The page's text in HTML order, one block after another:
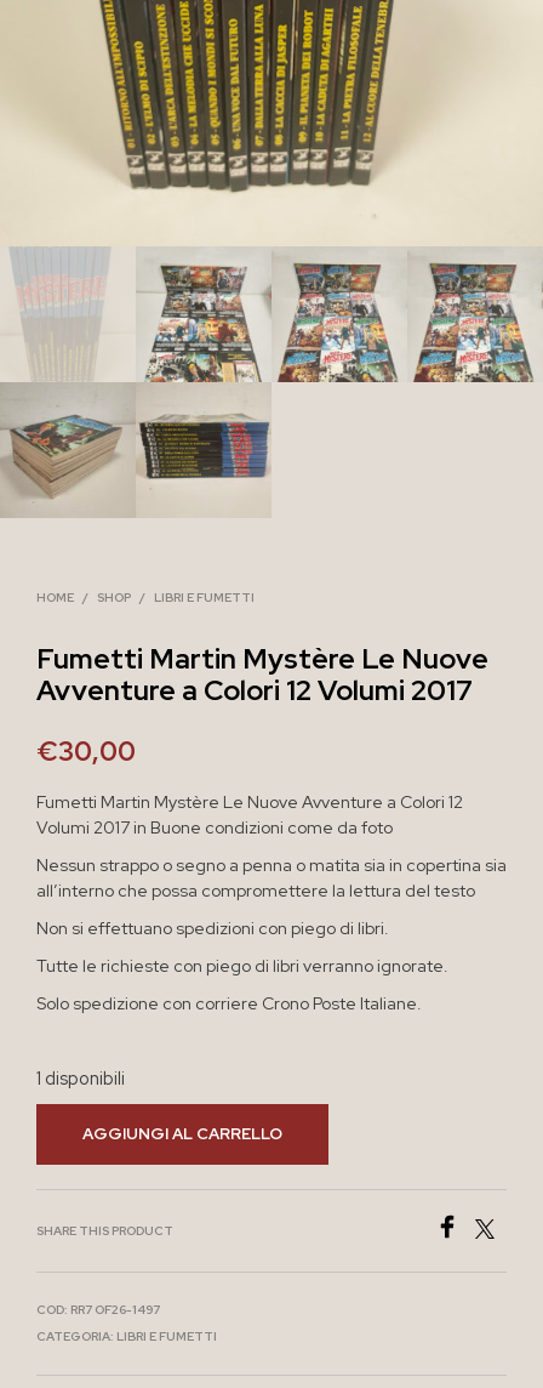
HOME / SHOP / LIBRI E FUMETTI
Fumetti Martin Mystère Le Nuove
Avventure a Colori 12 Volumi 2017
€30,00
Fumetti Martin Mystère Le Nuove Avventure a Colori 12
Volumi 2017 in Buone condizioni come da foto
Nessun strappo o segno a penna o matita sia in copertina sia
all’interno che possa compromettere la lettura del testo
Non si effettuano spedizioni con piego di libri.
Tutte le richieste con piego di libri verranno ignorate.
Solo spedizione con corriere Crono Poste Italiane.
1 disponibili
AGGIUNGI AL CARRELLO
SHARE THIS PRODUCT
COD: RR7 OF26-1497
CATEGORIA: LIBRI E FUMETTI